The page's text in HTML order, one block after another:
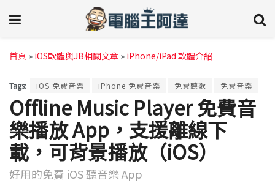
首頁 » iOS軟體與JB相關文章 » iPhone/iPad 軟體介紹
Tags: iOS 免費音樂 iPhone 免費音樂 免費聽歌 免費音樂
Offline Music Player 免費音
樂播放 App，支援離線下
載，可背景播放（iOS）
好用的免費 iOS 聽音樂 App